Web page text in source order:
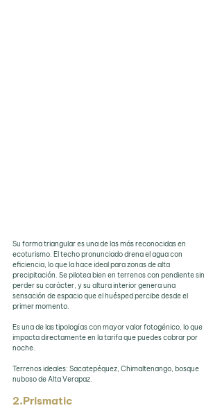
Su forma triangular es una de las más reconocidas en
ecoturismo. El techo pronunciado drena el agua con
eficiencia, lo que la hace ideal para zonas de alta
precipitación. Se pilotea bien en terrenos con pendiente sin
perder su carácter, y su altura interior genera una
sensación de espacio que el huésped percibe desde el
primer momento.
Es una de las tipologías con mayor valor fotogénico, lo que
impacta directamente en la tarifa que puedes cobrar por
noche.
Terrenos ideales: Sacatepéquez, Chimaltenango, bosque
nuboso de Alta Verapaz.
2.Prismatic